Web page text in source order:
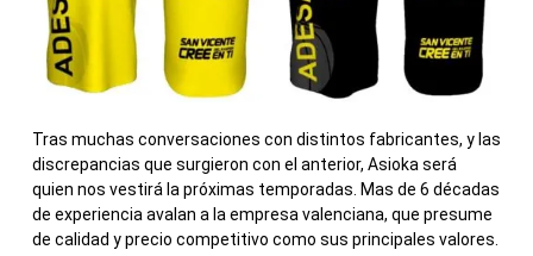
Tras muchas conversaciones con distintos fabricantes, y las
discrepancias que surgieron con el anterior, Asioka será
quien nos vestirá la próximas temporadas. Mas de 6 décadas
de experiencia avalan a la empresa valenciana, que presume
de calidad y precio competitivo como sus principales valores.